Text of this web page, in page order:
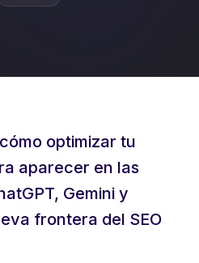
optimizar tu
aparecer en las
Gemini y
frontera del SEO